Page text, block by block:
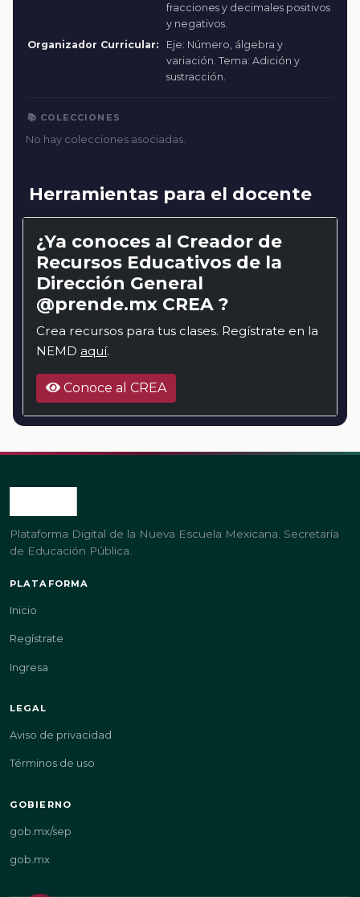
fracciones y decimales positivos
y negativos.
Organizador Curricular:
Eje: Número, álgebra y
variación. Tema: Adición y
sustracción.
📚 COLECCIONES
No hay colecciones asociadas.
Herramientas para el docente
¿Ya conoces al Creador de
Recursos Educativos de la
Dirección General
@prende.mx CREA ?
Crea recursos para tus clases. Regístrate en la
NEMD aquí.
Conoce al CREA
Plataforma Digital de la Nueva Escuela Mexicana. Secretaría
de Educación Pública.
PLATAFORMA
Inicio
Regístrate
Ingresa
LEGAL
Aviso de privacidad
Términos de uso
GOBIERNO
gob.mx/sep
gob.mx